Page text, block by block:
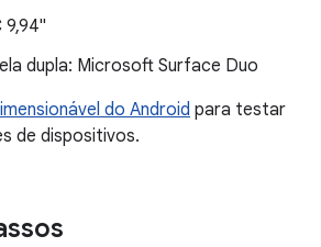
9,94"
dupla: Microsoft Surface Duo
do Android para testar
de dispositivos.